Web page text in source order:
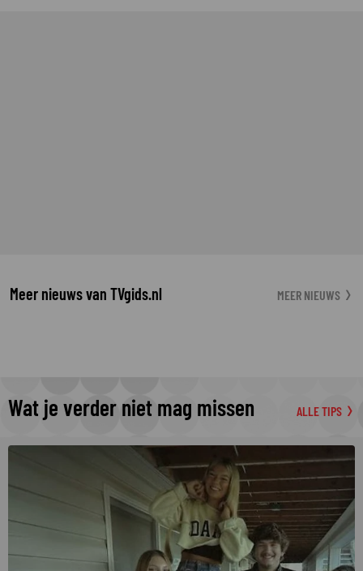
Meer nieuws van TVgids.nl MEER NIEUWS
Wat je verder niet mag missen ALLE TIPS